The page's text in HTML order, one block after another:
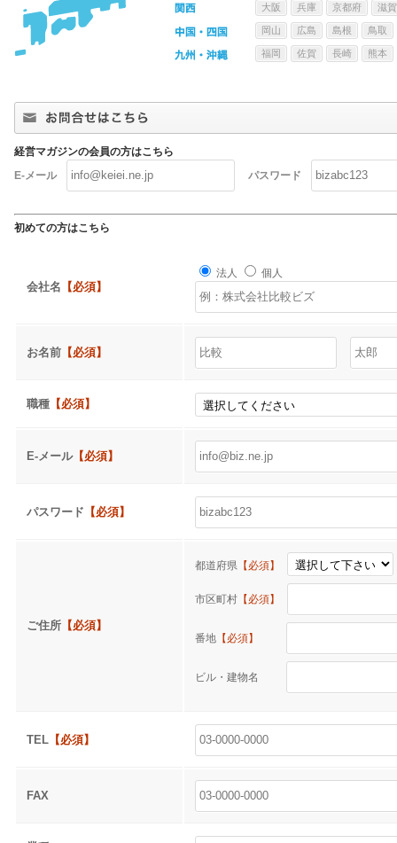
大阪 兵庫 京都府 滋賀
岡山 広島 島根 鳥取
福岡 佐賀 長崎 熊本
経営マガジンの会員の方はこちら
E-メール
パスワード
初めての方はこちら
会社名 【必須】
法人 個人
お名前 【必須】
職種 【必須】
E-メール【必須】
パスワード 【必須】
ご住所 【必須】
都道府県 【必須】
市区町村 【必須】
番地 【必須】
ビル・建物名
TEL 【必須】
FAX